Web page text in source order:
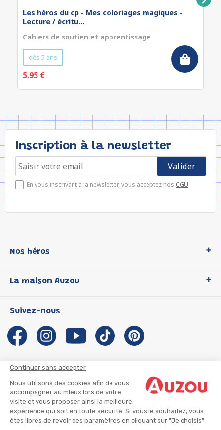
Continuer sans accepter
Nous utilisons des cookies afin de vous
accompagner au mieux lors de votre
visite et vous proposer ainsi la meilleure
expérience qui soit en toute sécurité. Si vous le souhaitez, vous
êtes libres de revoir ces paramètres en cliquant sur "Je choisis"
Les héros du cp - Mes coloriages magiques -
Lecture / écritu...
Cahiers de soutien et apprentissage
dès 5 ans
5.95 €
Inscription à la newsletter
En vous inscrivant à la newsletter, vous acceptez nos CGU.
Nos héros
P'tit Loup
Les Influenceuses
Migali
Petite Taupe
La maison Auzou
Notre histoire
Auzou s'engage
Auteurs et illustrateurs Auzou
Suivre mon colis
Infos consommateur
Suivez-nous
CGU
CGV
Mentions légales